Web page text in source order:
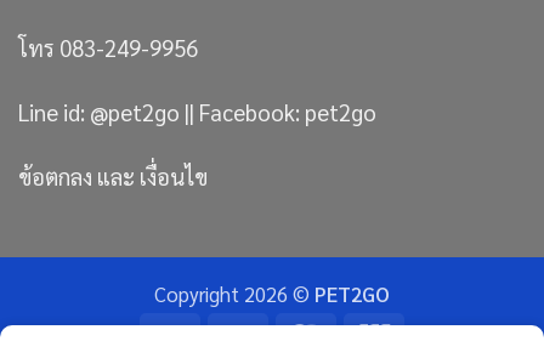
โทร 083-249-9956
Line id: @pet2go || Facebook: pet2go
ข้อตกลง และ เงื่อนไข
Copyright 2026 © PET2GO
Bank
Visa MasterCard
JCB